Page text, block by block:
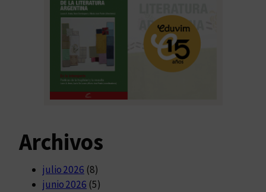
Archivos
julio 2026 (8)
junio 2026 (5)